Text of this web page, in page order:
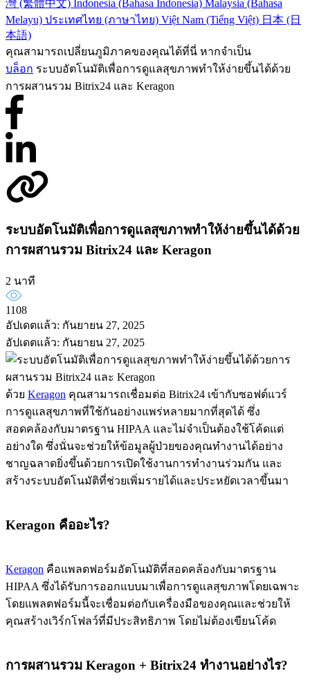
灣 (繁體中文) Indonesia (Bahasa Indonesia) Malaysia (Bahasa
Melayu) ประเทศไทย (ภาษาไทย) Việt Nam (Tiếng Việt) 日本 (日
本語)
คุณสามารถเปลี่ยนภูมิภาคของคุณได้ที่นี่ หากจำเป็น
บล็อก ระบบอัตโนมัติเพื่อการดูแลสุขภาพทำให้ง่ายขึ้นได้ด้วย
การผสานรวม Bitrix24 และ Keragon
ระบบอัตโนมัติเพื่อการดูแลสุขภาพทำให้ง่ายขึ้นได้ด้วย
การผสานรวม Bitrix24 และ Keragon
2 นาที
1108
อัปเดตแล้ว: กันยายน 27, 2025
อัปเดตแล้ว: กันยายน 27, 2025
ด้วย Keragon คุณสามารถเชื่อมต่อ Bitrix24 เข้ากับซอฟต์แวร์
การดูแลสุขภาพที่ใช้กันอย่างแพร่หลายมากที่สุดได้ ซึ่ง
สอดคล้องกับมาตรฐาน HIPAA และไม่จำเป็นต้องใช้โค้ดแต่
อย่างใด ซึ่งนั่นจะช่วยให้ข้อมูลผู้ป่วยของคุณทำงานได้อย่าง
ชาญฉลาดยิ่งขึ้นด้วยการเปิดใช้งานการทำงานร่วมกัน และ
สร้างระบบอัตโนมัติที่ช่วยเพิ่มรายได้และประหยัดเวลาขึ้นมา
Keragon คืออะไร?
Keragon คือแพลตฟอร์มอัตโนมัติที่สอดคล้องกับมาตรฐาน
HIPAA ซึ่งได้รับการออกแบบมาเพื่อการดูแลสุขภาพโดยเฉพาะ
โดยแพลตฟอร์มนี้จะเชื่อมต่อกับเครื่องมือของคุณและช่วยให้
คุณสร้างเวิร์กโฟลว์ที่มีประสิทธิภาพ โดยไม่ต้องเขียนโค้ด
การผสานรวม Keragon + Bitrix24 ทำงานอย่างไร?